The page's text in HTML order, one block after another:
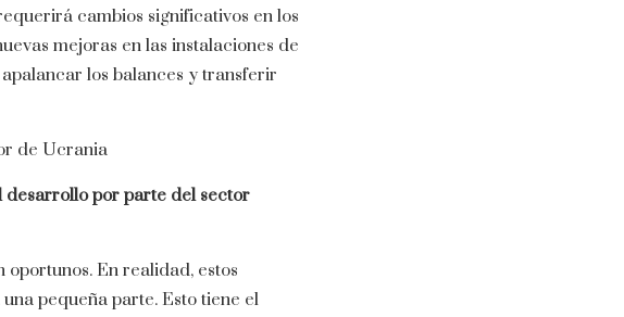
cambios significativos en los
mejoras en las instalaciones de
los balances y transferir
de Ucrania
desarrollo por parte del sector
oportunos. En realidad, estos
pequeña parte. Esto tiene el